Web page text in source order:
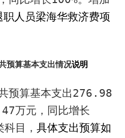
职人员梁海华救济费项
预算基本支出情况说明
预算基本支出276.98
万元，同比增长
目， 具体支出预算如